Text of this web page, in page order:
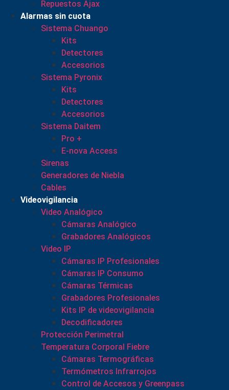
Repuestos Ajax
Alarmas sin cuota
Sistema Chuango
Kits
Detectores
Accesorios
Sistema Pyronix
Kits
Detectores
Accesorios
Sistema Daitem
Pro +
E-nova Access
Sirenas
Generadores de Niebla
Cables
Videovigilancia
Video Analógico
Cámaras Analógico
Grabadores Analógicos
Video IP
Cámaras IP Profesionales
Cámaras IP Consumo
Cámaras Térmicas
Grabadores Profesionales
Kits IP de videovigilancia
Decodificadores
Protección Perimetral
Temperatura Corporal Fiebre
Cámaras Termográficas
Termómetros Infrarrojos
Control de Accesos y Greenpass